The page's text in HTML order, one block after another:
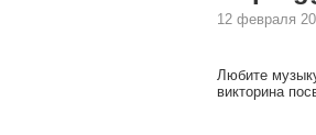
12 февраля
Любите
викторина